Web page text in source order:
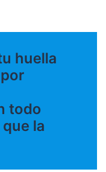
huella
todo
la